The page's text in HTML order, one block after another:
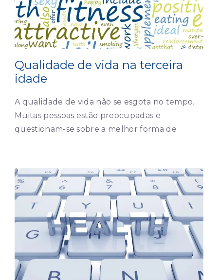
Qualidade de vida na terceira
idade
A qualidade de vida não se esgota no tempo.
Muitas pessoas estão preocupadas e
questionam-se sobre a melhor forma de